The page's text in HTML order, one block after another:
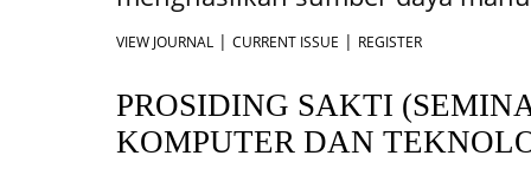
VIEW JOURNAL | CURRENT ISSUE | REGISTER
PROSIDING SAKTI
KOMPUTER DAN